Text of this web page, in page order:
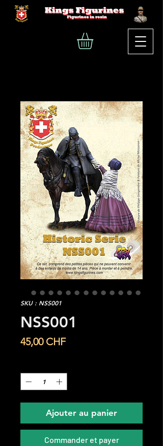
SKU : NSS001
NSS001
45,00 CHFPrix
Ajouter au panier
Commander et payer